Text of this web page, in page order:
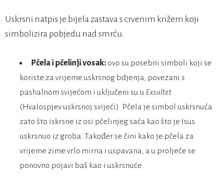
Uskrsni natpis je bijela zastava s crvenim križem koji
simbolizira pobjedu nad smrću.
Pčela i pčelinji vosak: ovo su posebni simboli koji se
koriste za vrijeme uskrsnog bdjenja, povezani s
pashalnom svijećom i uključeni su u Exsultet
(Hvalospjev uskrsnoj svijeći). Pčela je simbol uskrsnuća
zato što iskrsne iz osi pčelinjeg saća kao što je Isus
uskrsnuo iz groba. Također se čini kako je pčela za
vrijeme zime vrlo mirna i uspavana, a u proljeće se
ponovno pojavi baš kao i uskrsnuće.